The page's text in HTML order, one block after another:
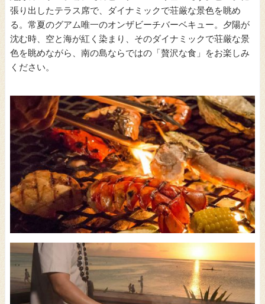
張り出したテラス席で、ダイナミックで荘厳な景色を眺め
る。常夏のグアム唯一のオンザビーチバーベキュー。夕陽が
沈む時、空と海が紅く染まり、そのダイナミックで荘厳な景
色を眺めながら、南の島ならではの「贅沢な食」をお楽しみ
ください。